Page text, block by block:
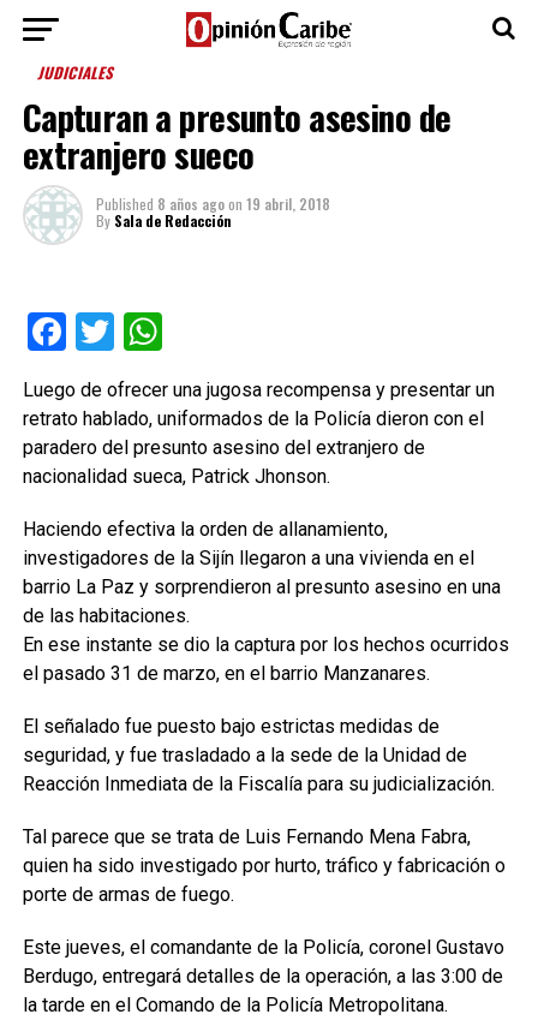
JUDICIALES
Capturan a presunto asesino de
extranjero sueco
Published 8 años agoon 19 abril, 2018
By Sala de Redacción
Facebook
TwitterWhatsApp
Luego de ofrecer una jugosa recompensa y presentar un
retrato hablado, uniformados de la Policía dieron con el
paradero del presunto asesino del extranjero de
nacionalidad sueca, Patrick Jhonson.
Haciendo efectiva la orden de allanamiento,
investigadores de la Sijín llegaron a una vivienda en el
barrio La Paz y sorprendieron al presunto asesino en una
de las habitaciones.
En ese instante se dio la captura por los hechos ocurridos
el pasado 31 de marzo, en el barrio Manzanares.
El señalado fue puesto bajo estrictas medidas de
seguridad, y fue trasladado a la sede de la Unidad de
Reacción Inmediata de la Fiscalía para su judicialización.
Tal parece que se trata de Luis Fernando Mena Fabra,
quien ha sido investigado por hurto, tráfico y fabricación o
porte de armas de fuego.
Este jueves, el comandante de la Policía, coronel Gustavo
Berdugo, entregará detalles de la operación, a las 3:00 de
la tarde en el Comando de la Policía Metropolitana.